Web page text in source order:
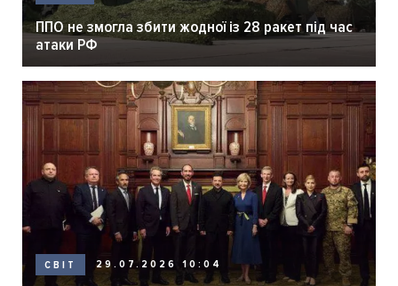
ППО не змогла збити жодної із 28 ракет під час
атаки РФ
СВІТ 29.07.2026 10:04